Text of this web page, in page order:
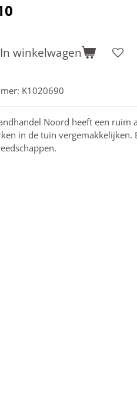
In winkelwagen
K1020690
Noord heeft een
in de tuin